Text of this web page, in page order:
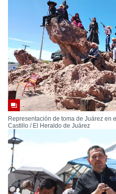
Representación de toma de Juárez en
Castillo / El Heraldo de Juárez